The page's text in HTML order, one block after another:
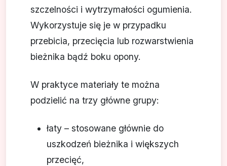
szczelności i wytrzymałości ogumienia.
Wykorzystuje się je w przypadku
przebicia, przecięcia lub rozwarstwienia
bieżnika bądź boku opony.
W praktyce materiały te można
podzielić na trzy główne grupy:
łaty – stosowane głównie do
uszkodzeń bieżnika i większych
przecięć,